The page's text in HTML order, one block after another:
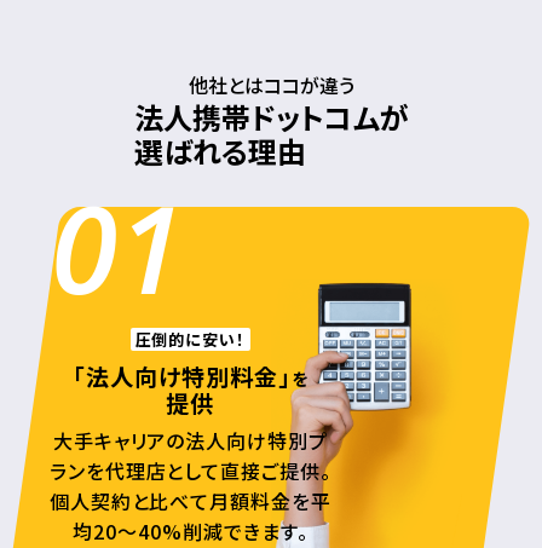
他社とはココが違う
法人携帯ドットコムが
選ばれる理由
01
圧倒的に安い！
「法人向け特別料金」 を
提供
大手キャリアの法人向け特別プ
ランを代理店として直接ご提供。
個人契約と比べて月額料金を平
均20〜40%削減できます。